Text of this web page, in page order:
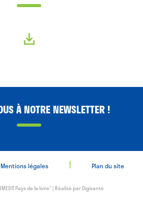
À NOTRE NEWSLETTER !
Mentions légales | Plan du site
Pays de la loire” | Réalisé parDigisanté